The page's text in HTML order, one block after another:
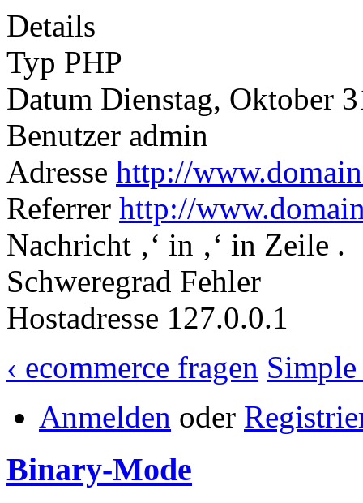
Details
Typ PHP
Datum Dienstag, Oktober
Benutzer admin
Adresse http://
Referrer http://
Nachricht ‚‘ in ‚‘ in Zeile .
Schweregrad Fehler
Hostadresse 127.0.0.1
‹ ecommerce fragen
Anmelden oder
Binary-Mode